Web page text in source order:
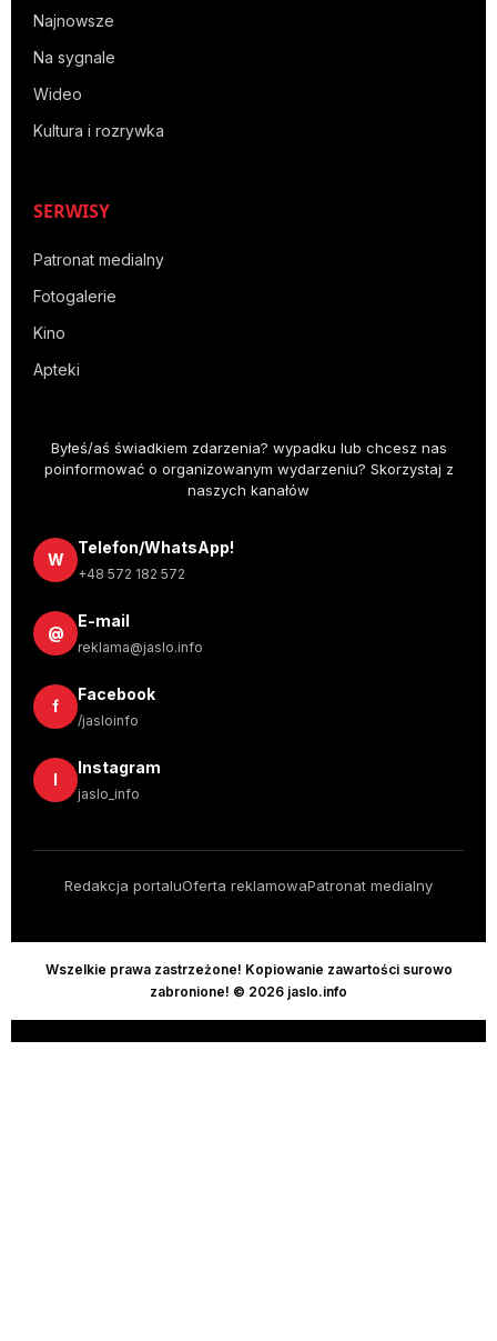
Najnowsze
Na sygnale
Wideo
Kultura i rozrywka
SERWISY
Patronat medialny
Fotogalerie
Kino
Apteki
Byłeś/aś świadkiem zdarzenia? wypadku lub chcesz nas
poinformować o organizowanym wydarzeniu? Skorzystaj z
naszych kanałów
W
Telefon/WhatsApp!
+48 572 182 572
@
E-mail
reklama@jaslo.info
f
Facebook
/jasloinfo
I
Instagram
jaslo_info
Redakcja portaluOferta reklamowaPatronat medialny
Wszelkie prawa zastrzeżone! Kopiowanie zawartości surowo
zabronione! © 2026 jaslo.info